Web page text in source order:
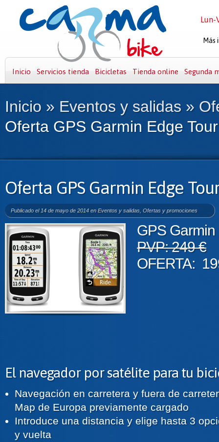
Inicio Servicios tienda Bicicletas Tienda online Segunda
Inicio » Eventos y salidas »
Oferta GPS Garmin Edge
Oferta GPS Garmin Edge
Publicado el 14 de mayo de 2014 en Eventos y salidas Ofertas y promociones
GPS
PVP: 249 €
OFERTA:
El navegador por satélite para tu
Navegación en carretera y fuera de
Map de Europa previamente cargado
Introduce una distancia y elige hasta 3
y vuelta
Lun-
Más